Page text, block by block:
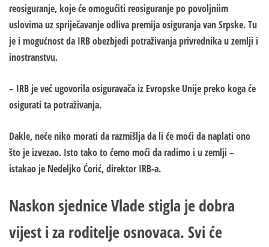
reosiguranje, koje će omogućiti reosiguranje po povoljniim
uslovima uz spriječavanje odliva premija osiguranja van Srpske. Tu
je i mogućnost da IRB obezbjedi potraživanja privrednika u zemlji i
inostranstvu.
– IRB je već ugovorila osiguravača iz Evropske Unije preko koga će
osigurati ta potraživanja.
Dakle, neće niko morati da razmišlja da li će moći da naplati ono
što je izvezao. Isto tako to ćemo moći da radimo i u zemlji –
istakao je Nedeljko Ćorić, direktor IRB-a.
Naskon sjednice Vlade stigla je dobra
vijest i za roditelje osnovaca. Svi će